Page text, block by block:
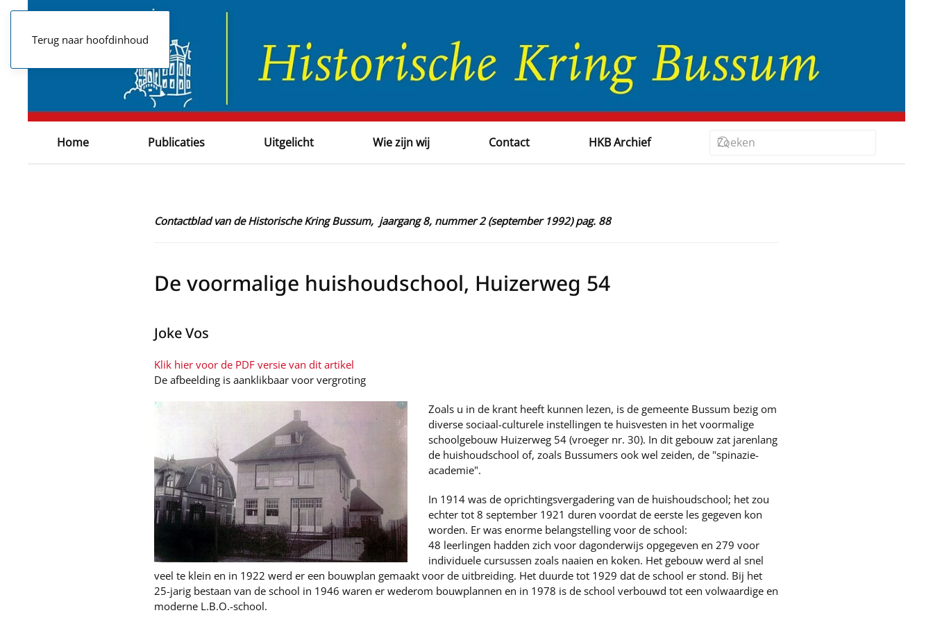
Terug naar hoofdinhoud
Home Publicaties Uitgelicht Wie zijn wij Contact HKB Archief
Contactblad van de Historische Kring Bussum, jaargang 8, nummer 2 (september 1992) pag. 88
De voormalige huishoudschool, Huizerweg 54
Joke Vos
Klik hier voor de PDF versie van dit artikel
De afbeelding is aanklikbaar voor vergroting
Zoals u in de krant heeft kunnen lezen, is de gemeente Bussum bezig om
diverse sociaal-culturele instellingen te huisvesten in het voormalige
schoolgebouw Huizerweg 54 (vroeger nr. 30). In dit gebouw zat jarenlang
de huishoudschool of, zoals Bussumers ook wel zeiden, de "spinazie-
academie".
In 1914 was de oprichtingsvergadering van de huishoudschool; het zou
echter tot 8 september 1921 duren voordat de eerste les gegeven kon
worden. Er was enorme belangstelling voor de school:
48 leerlingen hadden zich voor dagonderwijs opgegeven en 279 voor
individuele cursussen zoals naaien en koken. Het gebouw werd al snel
veel te klein en in 1922 werd er een bouwplan gemaakt voor de uitbreiding. Het duurde tot 1929 dat de school er stond. Bij het
25-jarig bestaan van de school in 1946 waren er wederom bouwplannen en in 1978 is de school verbouwd tot een volwaardige en
moderne L.B.O.-school.